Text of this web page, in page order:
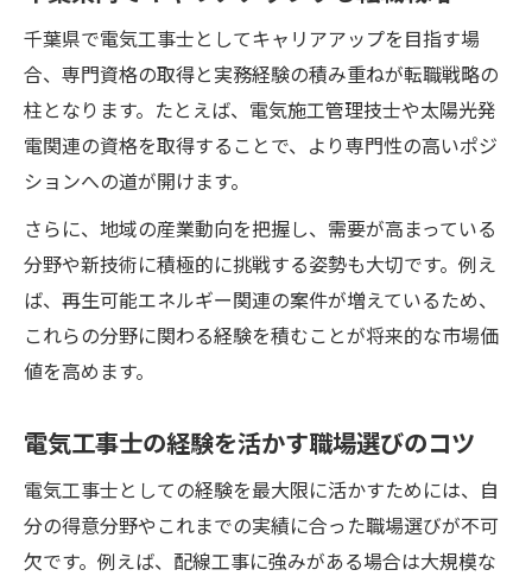
千葉県で電気工事士としてキャリアアップを目指す場
合、専門資格の取得と実務経験の積み重ねが転職戦略の
柱となります。たとえば、電気施工管理技士や太陽光発
電関連の資格を取得することで、より専門性の高いポジ
ションへの道が開けます。
さらに、地域の産業動向を把握し、需要が高まっている
分野や新技術に積極的に挑戦する姿勢も大切です。例え
ば、再生可能エネルギー関連の案件が増えているため、
これらの分野に関わる経験を積むことが将来的な市場価
値を高めます。
電気工事士の経験を活かす職場選びのコツ
電気工事士としての経験を最大限に活かすためには、自
分の得意分野やこれまでの実績に合った職場選びが不可
欠です。例えば、配線工事に強みがある場合は大規模な